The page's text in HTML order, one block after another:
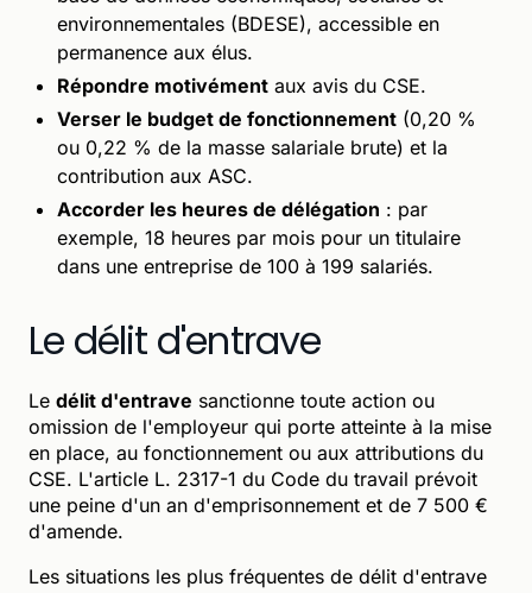
environnementales (BDESE), accessible en
permanence aux élus.
Répondre motivément aux avis du CSE.
Verser le budget de fonctionnement (0,20 %
ou 0,22 % de la masse salariale brute) et la
contribution aux ASC.
Accorder les heures de délégation : par
exemple, 18 heures par mois pour un titulaire
dans une entreprise de 100 à 199 salariés.
Le délit d'entrave
Le délit d'entrave sanctionne toute action ou
omission de l'employeur qui porte atteinte à la mise
en place, au fonctionnement ou aux attributions du
CSE. L'article L. 2317-1 du Code du travail prévoit
une peine d'un an d'emprisonnement et de 7 500 €
d'amende.
Les situations les plus fréquentes de délit d'entrave